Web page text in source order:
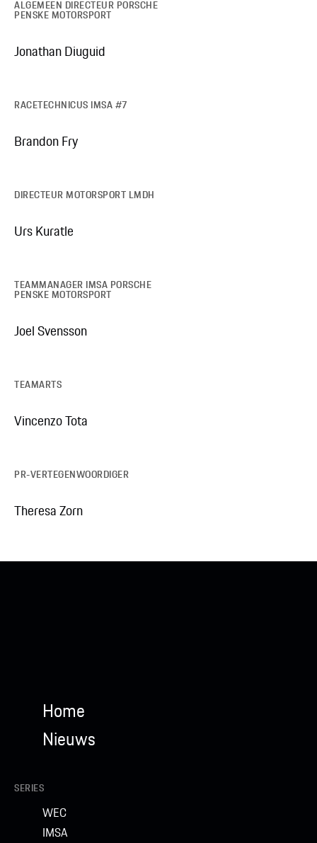
ALGEMEEN DIRECTEUR PORSCHE
PENSKE MOTORSPORT
Jonathan Diuguid
RACETECHNICUS IMSA #7
Brandon Fry
DIRECTEUR MOTORSPORT LMDH
Urs Kuratle
TEAMMANAGER IMSA PORSCHE
PENSKE MOTORSPORT
Joel Svensson
TEAMARTS
Vincenzo Tota
PR-VERTEGENWOORDIGER
Theresa Zorn
Home
Nieuws
SERIES
WEC
IMSA